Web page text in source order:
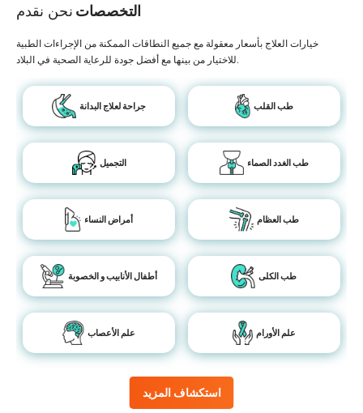
التخصصات نحن نقدم
استكشاف المزيد
خيارات العلاج بأسعار معقولة مع جميع النطاقات الممكنة من الإجراءات الطبية
للاختيار من بينها مع أفضل جودة للرعاية الصحية في البلاد.
جراحة لعلاج البدانة طب القلب
التجميل طب الغدد الصماء
أمراض النساء طب العظام
أطفال الأنابيب و الخصوبة طب الكلى
علم الأعصاب علم الأورام